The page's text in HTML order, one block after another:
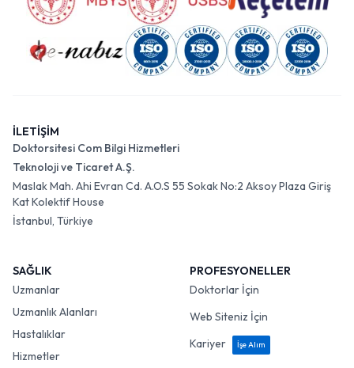
İLETİŞİM
Doktorsitesi Com Bilgi Hizmetleri
Teknoloji ve Ticaret A.Ş.
Maslak Mah. Ahi Evran Cd. A.O.S 55 Sokak No:2 Aksoy Plaza Giriş
Kat Kolektif House
İstanbul, Türkiye
SAĞLIK
Uzmanlar
Uzmanlık Alanları
Hastalıklar
Hizmetler
PROFESYONELLER
Doktorlar İçin
Web Siteniz İçin
Kariyer
İşe Alım